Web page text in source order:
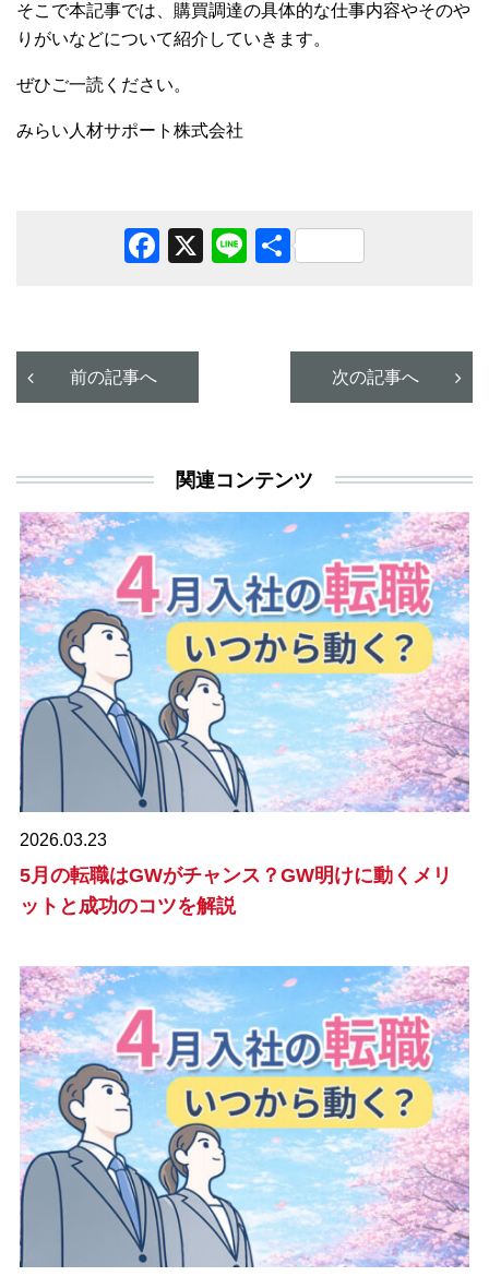
そこで本記事では、購買調達の具体的な仕事内容やそのや
りがいなどについて紹介していきます。
ぜひご一読ください。
みらい人材サポート株式会社
Facebook
X Line共
前の記事へ 次の記事へ
関連コンテンツ
2026.03.23
5月の転職はGWがチャンス？GW明けに動くメリ
ットと成功のコツを解説